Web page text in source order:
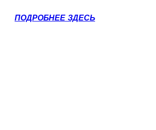
ПОДРОБНЕЕ ЗДЕСЬ